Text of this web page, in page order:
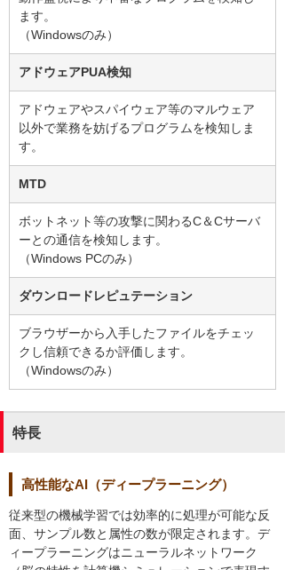
ます。
（Windowsのみ）
アドウェアPUA検知
アドウェアやスパイウェア等のマルウェア
以外で業務を妨げるプログラムを検知しま
す。
MTD
ボットネット等の攻撃に関わるC＆Cサーバ
ーとの通信を検知します。
（Windows PCのみ）
ダウンロードレピュテーション
ブラウザーから入手したファイルをチェッ
クし信頼できるか評価します。
（Windowsのみ）
特長
高性能なAI（ディープラーニング）
従来型の機械学習では効率的に処理が可能な反
面、サンプル数と属性の数が限定されます。デ
ィープラーニングはニューラルネットワーク